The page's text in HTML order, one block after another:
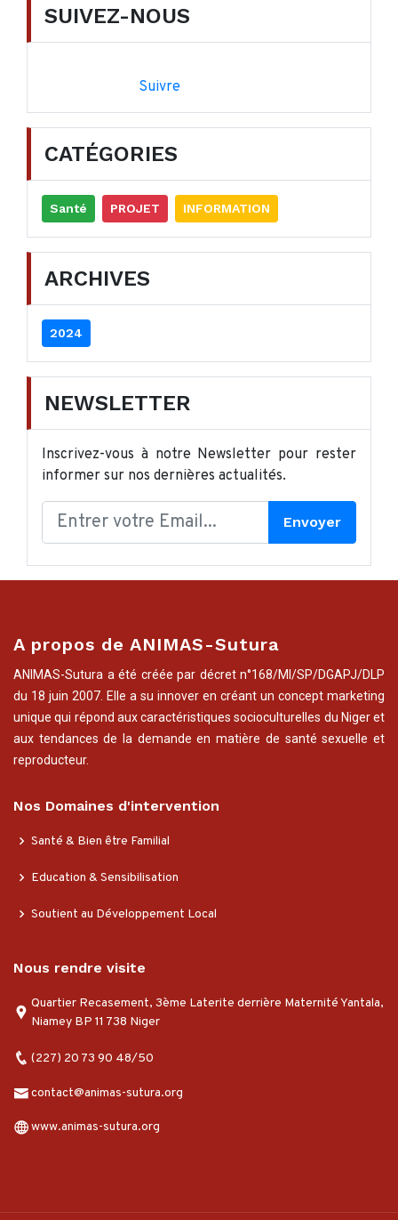
SUIVEZ-NOUS
Suivre
CATÉGORIES
Santé PROJET INFORMATION
ARCHIVES
2024
NEWSLETTER
Inscrivez-vous à notre Newsletter pour rester
informer sur nos dernières actualités.
Envoyer
A propos de ANIMAS-Sutura
ANIMAS-Sutura a été créée par décret n°168/MI/SP/DGAPJ/DLP
du 18 juin 2007. Elle a su innover en créant un concept marketing
unique qui répond aux caractéristiques socioculturelles du Niger et
aux tendances de la demande en matière de santé sexuelle et
reproducteur.
Nos Domaines d'intervention
Santé & Bien être Familial
Education & Sensibilisation
Soutient au Développement Local
Nous rendre visite
Quartier Recasement, 3ème Laterite derrière Maternité Yantala,
Niamey BP 11 738 Niger
(227) 20 73 90 48/50
contact@animas-sutura.org
www.animas-sutura.org